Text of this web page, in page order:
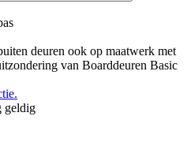
deuren ook op maatwerk met
van Boarddeuren Basic
geldig